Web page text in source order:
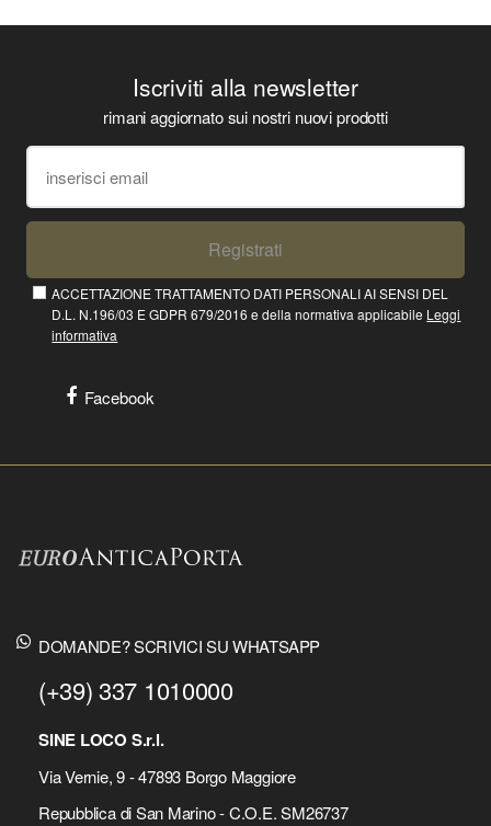
Iscriviti alla newsletter
rimani aggiornato sui nostri nuovi prodotti
Registrati
ACCETTAZIONE TRATTAMENTO DATI PERSONALI AI SENSI DEL
D.L. N.196/03 E GDPR 679/2016 e della normativa applicabile Leggi
informativa
Facebook
DOMANDE? SCRIVICI SU WHATSAPP
(+39) 337 1010000
SINE LOCO S.r.l.
Via Vernie, 9 - 47893 Borgo Maggiore
Repubblica di San Marino - C.O.E. SM26737